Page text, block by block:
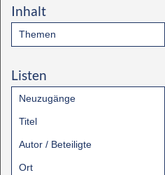
Inhalt
Themen
Listen
Neuzugänge
Titel
Autor / Beteiligte
Ort